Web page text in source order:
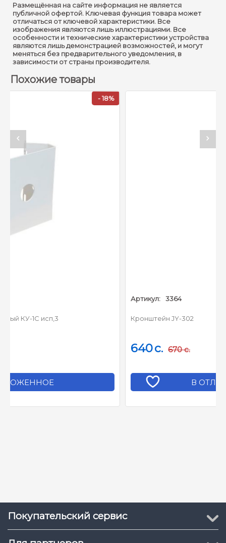
Материал: Алюминий & SECC
Резьба: M20 (G1/2”)
Габариты и условия эксплуатации
0.26 кг
Рабочая температура:
Размещённая на сайте информация не является
публичной офертой. Ключевая функция товара может
отличаться от ключевой характеристики. Все
изображения являются лишь иллюстрациями. Все
особенности и технические характеристики устройства
являются лишь демонстрацией возможностей, и могут
меняться без предварительного уведомления, в
зависимости от страны производителя.
Похожие товары
Кронштейн JY-302
В ОТЛОЖЕННОЕ
Покупательский сервис